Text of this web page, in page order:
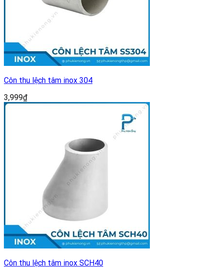
Côn thu lệch tâm inox 304
3,999₫
Côn thu lệch tâm inox SCH40